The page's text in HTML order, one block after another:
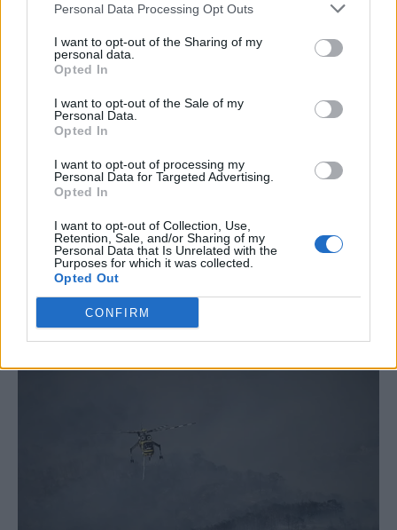
Personal Data Processing Opt Outs
I want to opt-out of the Sharing of my
personal data.
Opted In
I want to opt-out of the Sale of my
Personal Data.
Opted In
I want to opt-out of processing my
Personal Data for Targeted Advertising.
Opted In
I want to opt-out of Collection, Use,
Retention, Sale, and/or Sharing of my
Personal Data that Is Unrelated with the
Purposes for which it was collected.
Opted Out
CONFIRM